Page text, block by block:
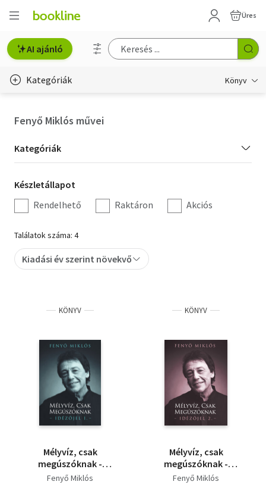
Üres
AI ajánló
Kategóriák Könyv
Hobbi, szabadidő
Irodalom
Művészet
Szakkönyv
Tankönyv, segédkönyv
Társadalomtudomány
Természettudomány
Fenyő Miklós művei
Kategória
szűrés
Kategóriák
Készletállapot
szűrés
Készletállapot
Rendelhető
Raktáron Akciós
Találatok száma: 4
Kiadási év szerint növekvő
KÖNYV
Mélyvíz, csak
megúszóknak -
Idézőjel 1.
Fenyő Miklós
KÖNYV
Mélyvíz, csak
megúszóknak -
Idézőjel 2.
Fenyő Miklós